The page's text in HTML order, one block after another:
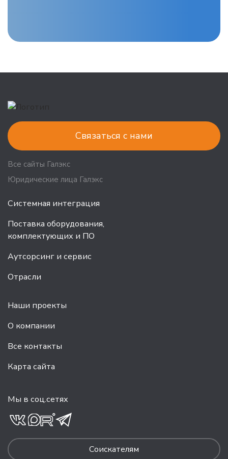
Связаться с нами
Все сайты Галэкс
Юридические лица Галэкс
Системная интеграция
Поставка оборудования,
комплектующих и ПО
Аутсорсинг и сервис
Отрасли
Наши проекты
О компании
Все контакты
Карта сайта
Мы в соц.сетях
Соискателям